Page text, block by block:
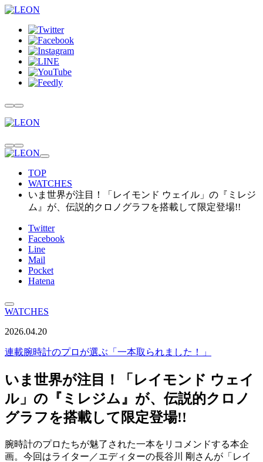
TOP
WATCHES
いま世界が注目！「レイモンド ウェイル」の『ミレジ
ム』が、伝説的クロノグラフを搭載して限定登場!!
Twitter
Facebook
Line
Mail
Pocket
Hatena
WATCHES
2026.04.20
連載腕時計のプロが選ぶ「一本取られました！」
いま世界が注目！「レイモンド ウェイ
ル」の『ミレジム』が、伝説的クロノ
グラフを搭載して限定登場!!
腕時計のプロたちが魅了された一本をリコメンドする本企
画。今回はライター／エディターの長谷川 剛さんが「レイ